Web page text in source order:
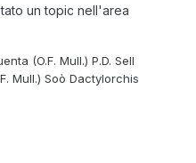
un topic nell'area
(O.F. Mull.) P.D. Sell
Mull.) Soò Dactylorchis
Regno: Plantae
Ordine: Orc...